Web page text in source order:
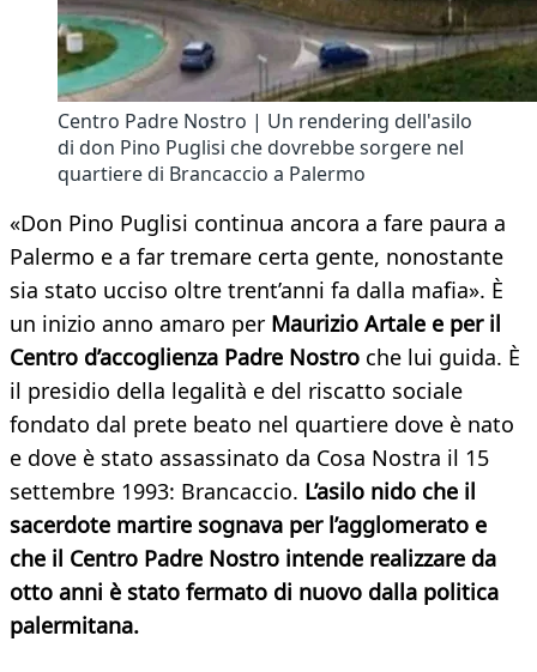
Centro Padre Nostro | Un rendering dell'asilo
di don Pino Puglisi che dovrebbe sorgere nel
quartiere di Brancaccio a Palermo
«Don Pino Puglisi continua ancora a fare paura a
Palermo e a far tremare certa gente, nonostante
sia stato ucciso oltre trent’anni fa dalla mafia». È
un inizio anno amaro per Maurizio Artale e per il
Centro d’accoglienza Padre Nostro che lui guida. È
il presidio della legalità e del riscatto sociale
fondato dal prete beato nel quartiere dove è nato
e dove è stato assassinato da Cosa Nostra il 15
settembre 1993: Brancaccio. L’asilo nido che il
sacerdote martire sognava per l’agglomerato e
che il Centro Padre Nostro intende realizzare da
otto anni è stato fermato di nuovo dalla politica
palermitana.